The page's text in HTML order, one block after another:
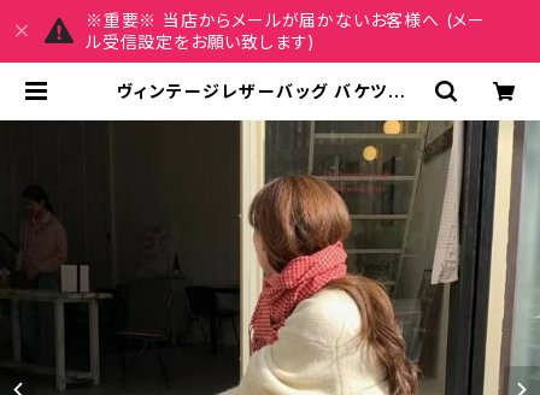
※重要※ 当店からメールが届かないお客様へ (メー
ル受信設定をお願い致します)
ヴィンテージレザーバッグ バケツ型シ
バッグ ショルダーバッグ ブラック ブ
ラウン 高級感 韓国風ファッション 大
人可愛い 人気アイテム 秋冬 春コー
デ K-B0209 | REIRSE レイルセ 2
0代,30代,40代 レディースファッシ
ョン 通販